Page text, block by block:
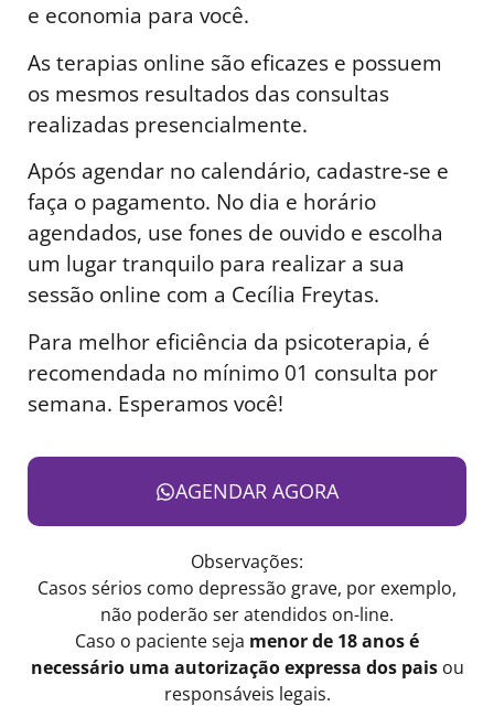
e economia para você.
As terapias online são eficazes e possuem
os mesmos resultados das consultas
realizadas presencialmente.
Após agendar no calendário, cadastre-se e
faça o pagamento. No dia e horário
agendados, use fones de ouvido e escolha
um lugar tranquilo para realizar a sua
sessão online com a Cecília Freytas.
Para melhor eficiência da psicoterapia, é
recomendada no mínimo 01 consulta por
semana. Esperamos você!
AGENDAR AGORA
Observações:
Casos sérios como depressão grave, por exemplo,
não poderão ser atendidos on-line.
Caso o paciente seja menor de 18 anos é
necessário uma autorização expressa dos paisou
responsáveis legais.